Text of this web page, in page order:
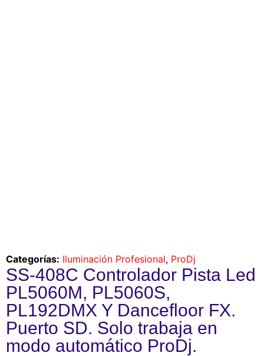
Categorías: Iluminación Profesional, ProDj
SS-408C Controlador Pista Led
PL5060M, PL5060S,
PL192DMX Y Dancefloor FX.
Puerto SD. Solo trabaja en
modo automático ProDj.